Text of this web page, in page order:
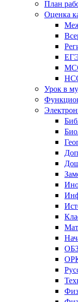
План
Оценка
Урок в